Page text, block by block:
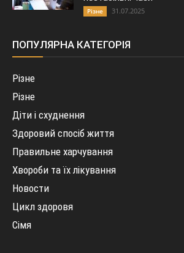
Різне 31.07.2025
ПОПУЛЯРНА КАТЕГОРІЯ
Різне
Різне
Діти і схуднення
Здоровий спосіб життя
Правильне харчування
Хвороби та їх лікування
Новости
Цикл здоровя
Сімя